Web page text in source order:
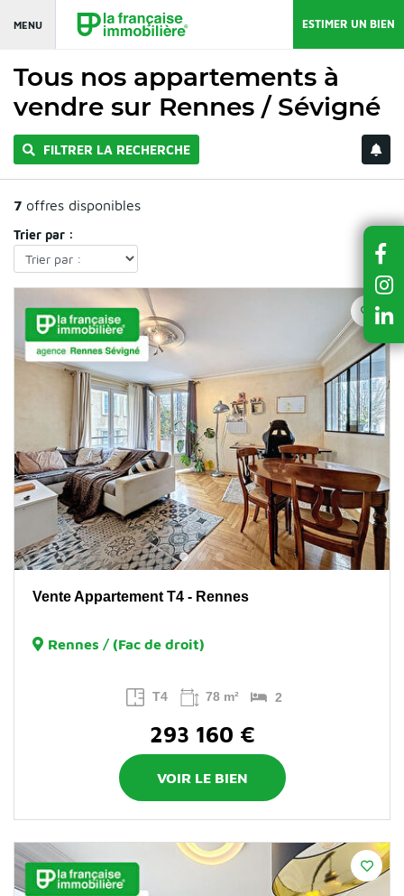
MENU ESTIMER UN BIEN
Tous nos appartements à
vendre sur Rennes / Sévigné
FILTRER LA RECHERCHE
7 offres disponibles
Trier par :
Vente Appartement T4 - Rennes
Rennes / (Fac de droit)
T4 78 m² 2
293 160 €
VOIR LE BIEN